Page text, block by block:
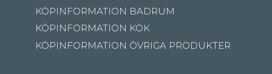
KÖPINFORMATION BADRUM
KÖPINFORMATION KÖK
KÖPINFORMATION ÖVRIGA PRODUKTER